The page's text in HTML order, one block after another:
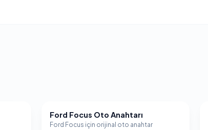
FORD
Ford Focus Oto Anahtarı
Ford Focus için orijinal oto anahtar